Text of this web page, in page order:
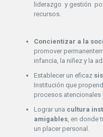
liderazgo y gestión
recursos.
Concientizar a la
promover
infancia, la niñez y la
Establecer un eficaz
Institución que
procesos atencionales
Lograr una cultura
amigables, en donde
un placer personal.